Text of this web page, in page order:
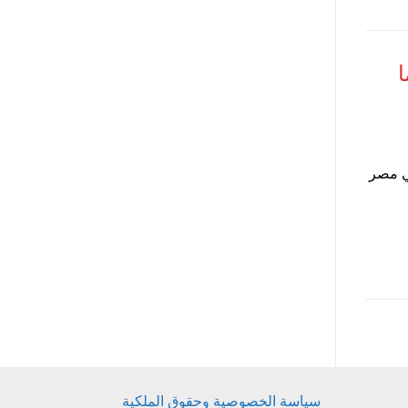
مصر
سياسة الخصوصية وحقوق الملكية